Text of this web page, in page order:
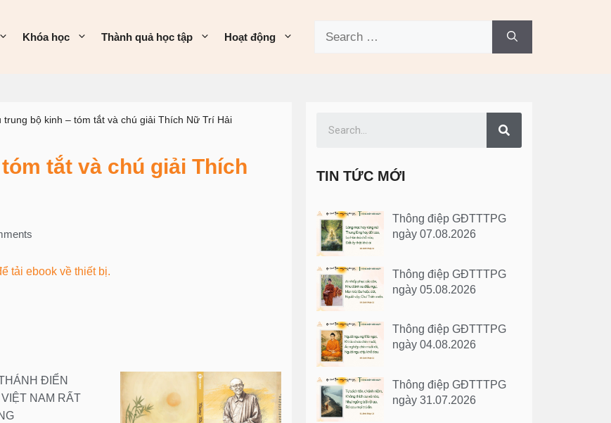
Khóa học Thành quả học tập Hoạt động
trung bộ kinh – tóm tắt và chú giải Thích Nữ Trí Hải
tắt và chú giải Thích
tải ebook về thiết bị.
ĐIỂN
NAM RẤT
TIN TỨC MỚI
Thông điệp GĐTTTPG
ngày 07.08.2026
Thông điệp GĐTTTPG
ngày 05.08.2026
Thông điệp GĐTTTPG
ngày 04.08.2026
Thông điệp GĐTTTPG
ngày 31.07.2026